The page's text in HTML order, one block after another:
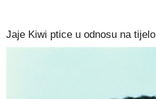
Jaje Kiwi ptice u odnosu na tijelo